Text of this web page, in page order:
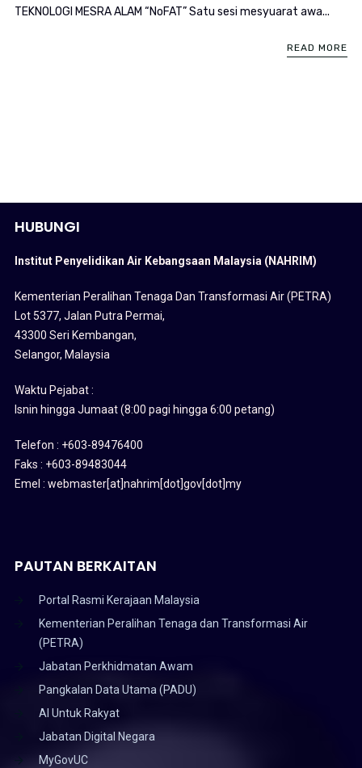
TEKNOLOGI MESRA ALAM “NoFAT” Satu sesi mesyuarat awa...
READ MORE
HUBUNGI
Institut Penyelidikan Air Kebangsaan Malaysia (NAHRIM)
Kementerian Peralihan Tenaga Dan Transformasi Air (PETRA)
Lot 5377, Jalan Putra Permai,
43300 Seri Kembangan,
Selangor, Malaysia
Waktu Pejabat :
Isnin hingga Jumaat (8:00 pagi hingga 6:00 petang)
Telefon : +603-89476400
Faks : +603-89483044
Emel : webmaster[at]nahrim[dot]gov[dot]my
PAUTAN BERKAITAN
Portal Rasmi Kerajaan Malaysia
Kementerian Peralihan Tenaga dan Transformasi Air
(PETRA)
Jabatan Perkhidmatan Awam
Pangkalan Data Utama (PADU)
AI Untuk Rakyat
Jabatan Digital Negara
MyGovUC